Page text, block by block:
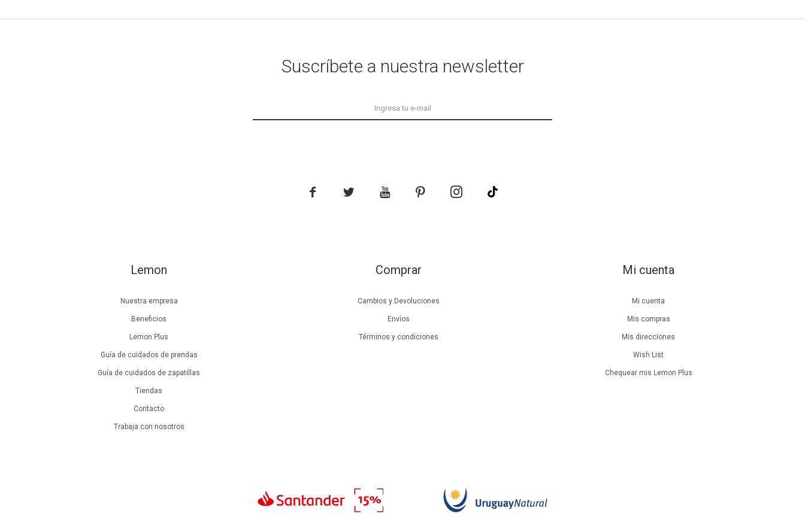
Lemon
Nuestra empresa
Beneficios
Lemon Plus
Guía de cuidados de prendas
Guía de cuidados de zapatillas
Tiendas
Contacto
Trabaja con nosotros
Comprar
Cambios y Devoluciones
Envíos
Términos y condiciones
Mi cuenta
Mi cuenta
Mis compras
Mis direcciones
Wish List
Chequear mis Lemon Plus
Suscríbete a nuestra newsletter
    